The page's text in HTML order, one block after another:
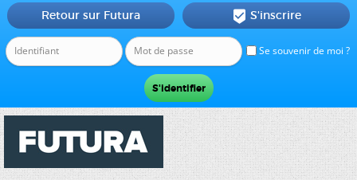
Se souvenir de moi ?
Retour sur Futura  S'inscrire